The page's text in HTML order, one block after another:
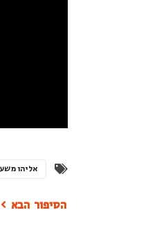
אליהו